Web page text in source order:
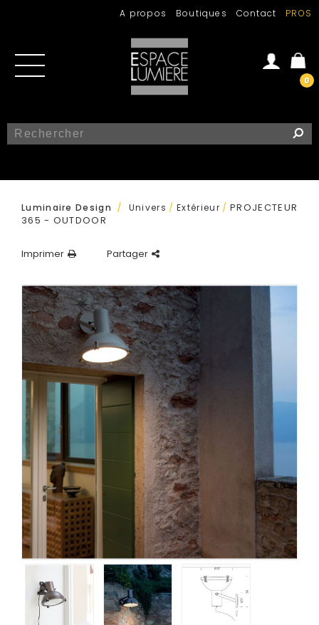
A propos Boutiques Contact PROS
0
Se connecter
Luminaire Design / Univers / Extérieur / PROJECTEUR
365 - OUTDOOR
Imprimer Partager